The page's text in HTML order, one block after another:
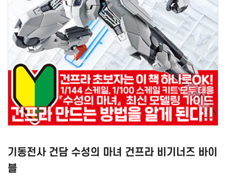
기동전사 건담 수성의 마녀 건프라 비기너즈 바이
블